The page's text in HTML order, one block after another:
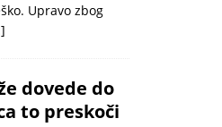
Upravo zbog
dovede do
to preskoči